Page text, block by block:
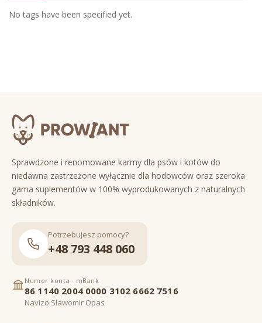
No tags have been specified yet.
Sprawdzone i renomowane karmy dla psów i kotów do
niedawna zastrzeżone wyłącznie dla hodowców oraz szeroka
gama suplementów w 100% wyprodukowanych z naturalnych
składników.
Potrzebujesz pomocy?
+48 793 448 060
Numer konta · mBank
86 1140 2004 0000 3102 6662 7516
Navizo Sławomir Opas